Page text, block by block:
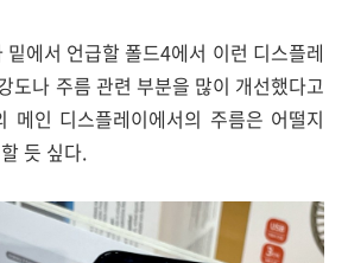
에서 언급할 폴드4에서 이런 디스플레
도나 주름 관련 부분을 많이 개선했다고
메인 디스플레이에서의 주름은 어떨지
듯 싶다.